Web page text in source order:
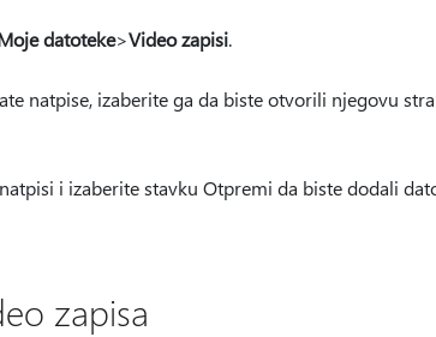
datoteke>Video zapisi.
natpise, izaberite ga da biste otvorili njegovu
i izaberite stavku Otpremi da biste dodali
zapisa